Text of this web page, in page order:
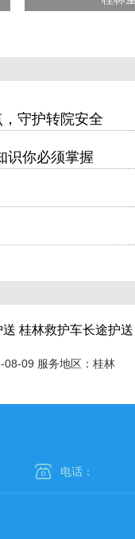
守护转院安全
识你必须掌握
送 桂林救护车长途护送
08-09 服务地区：桂林